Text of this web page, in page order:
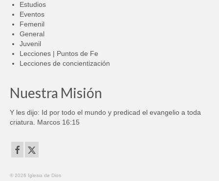
Estudios
Eventos
Femenil
General
Juvenil
Lecciones | Puntos de Fe
Lecciones de concientización
Nuestra Misión
Y les dijo: Id por todo el mundo y predicad el evangelio a toda
criatura. Marcos 16:15
© 2026 Iglesia de Dios